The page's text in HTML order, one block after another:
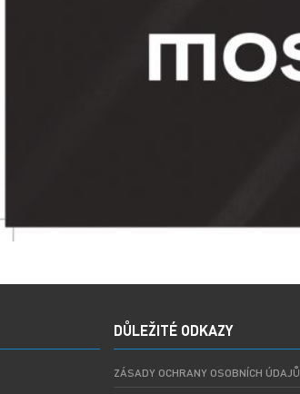
DŮLEŽITÉ ODKAZY
ZÁSADY OCHRANY OSOBNÍCH ÚDAJŮ